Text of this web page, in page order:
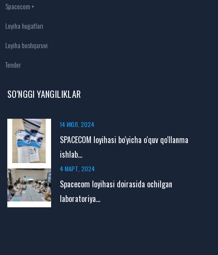
Spacecom +
Loyiha hujjatlari
Loyiha boshqaruvi
Tender
SO'NGGI YANGILIKLAR
14 ИЮЛ, 2024
SPACECOM loyihasi bo'yicha o'quv qo'llanma
ishlab...
4 МАРТ, 2024
Spacecom loyihasi doirasida ochilgan
laboratoriya...